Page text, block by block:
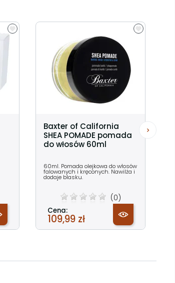
Baxter of California
SHEA POMADE pomada
do włosów 60ml
60ml. Pomada olejkowa do włosów
falowanych i kręconych. Nawilża i
dodaje blasku.
(0)
Cena:
109,99 zł